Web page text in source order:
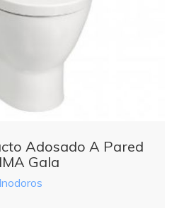
Adosado A Pared
Gala
Inodoros